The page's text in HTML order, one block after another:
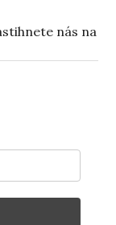
nás na